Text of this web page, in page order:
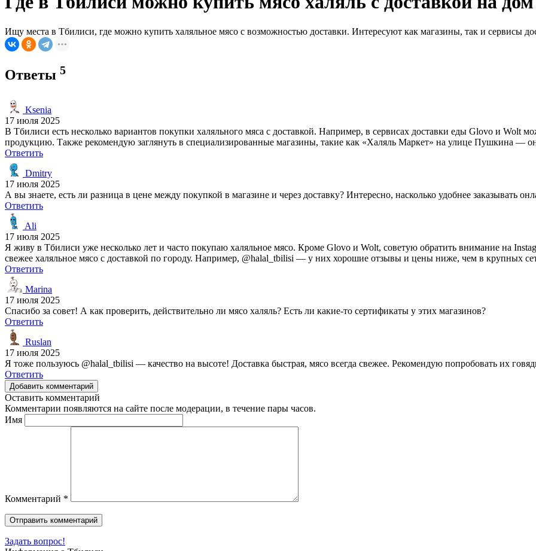
Ищу места в Тбилиси, где можно купить халяльное мясо с возможностью доставки. Интересуют как магазины, так и сервисы
Ответы 5
Ksenia
17 июля 2025
В Тбилиси есть несколько вариантов покупки халяльного мяса с доставкой. Например, в сервисах доставки еды Glovo и Wolt
продукцию. Также рекомендую заглянуть в специализированные магазины, такие как «Халяль Маркет» на улице Пушкина —
Ответить
Dmitry
17 июля 2025
А вы знаете, есть ли разница в цене между покупкой в магазине и через доставку? Интересно, насколько удобнее заказывать
Ответить
Ali
17 июля 2025
Я живу в Тбилиси уже несколько лет и часто покупаю халяльное мясо. Кроме Glovo и Wolt, советую обратить внимание на
свежее халяльное мясо с доставкой по городу. Например, @halal_tbilisi — у них хорошие отзывы и цены ниже, чем в крупных
Ответить
Marina
17 июля 2025
Спасибо за совет! А как проверить, действительно ли мясо халяль? Есть ли какие-то сертификаты у этих магазинов?
Ответить
Ruslan
17 июля 2025
Я тоже пользуюсь @halal_tbilisi — качество на высоте! Доставка быстрая, мясо всегда свежее. Рекомендую попробовать их
Ответить
Добавить комментарий
Оставить комментарий
Комментарии появляются на сайте после модерации, в течение пары часов.
Имя
Комментарий *
Задать вопрос!